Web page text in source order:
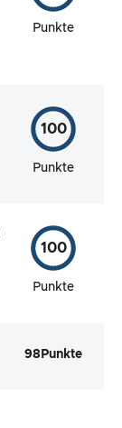
Punkte
100
Punkte
100
Punkte
98 Punkte